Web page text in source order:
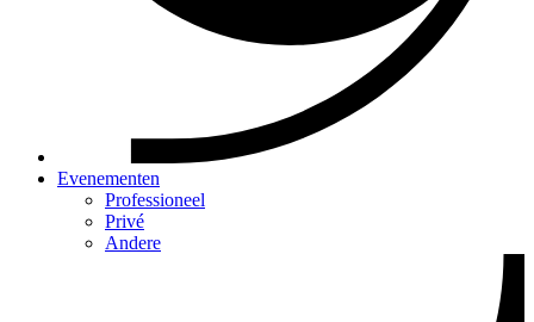
Evenementen
Professioneel
Privé
Andere